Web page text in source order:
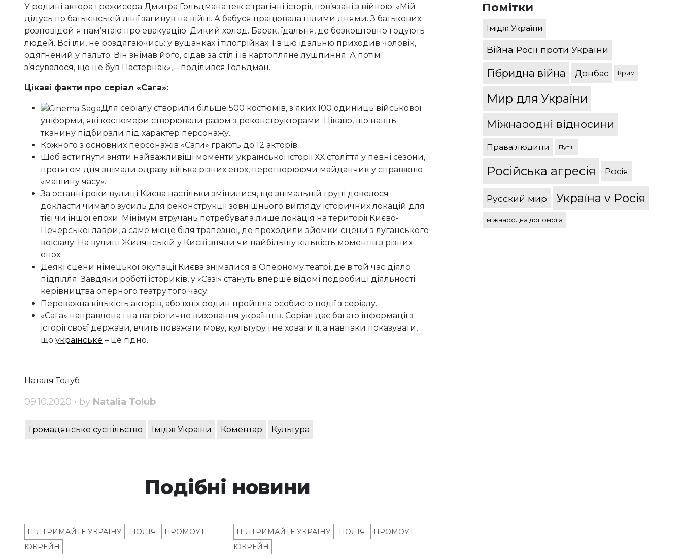
У родині актора і режисера Дмитра Гольдмана теж є трагічні історії, пов’язані з війною. «Мій
дідусь по батьківській лінії загинув на війні. А бабуся працювала цілими днями. З батькових
розповідей я пам’ятаю про евакуацію. Дикий холод. Барак, їдальня, де безкоштовно годують
людей. Всі їли, не роздягаючись: у вушанках і тілогрійках. І в цю їдальню приходив чоловік,
одягнений у пальто. Він знімав його, сідав за стіл і їв картопляне лушпиння. А потім
з’ясувалося, що це був Пастернак», – поділився Гольдман.
Цікаві факти про серіал «Сага»:
Для серіалу створили більше 500 костюмів, з яких 100 одиниць військової
уніформи, які костюмери створювали разом з реконструкторами. Цікаво, що навіть
тканину підбирали під характер персонажу.
Кожного з основних персонажів «Саги» грають до 12 акторів.
Щоб встигнути зняти найважливіші моменти української історії ХХ століття у певні сезони,
протягом дня знімали одразу кілька різних епох, перетворюючи майданчик у справжню
«машину часу».
За останні роки вулиці Києва настільки змінилися, що знімальній групі довелося
докласти чимало зусиль для реконструкції зовнішнього вигляду історичних локацій для
тієї чи іншої епохи. Мінімум втручань потребувала лише локація на території Києво-
Печерської лаври, а саме місце біля трапезної, де проходили зйомки сцени з луганського
вокзалу. На вулиці Жилянській у Києві зняли чи найбільшу кількість моментів з різних
епох.
Деякі сцени німецької окупації Києва знімалися в Оперному театрі, де в той час діяло
підпілля. Завдяки роботі істориків, у «Сазі» стануть вперше відомі подробиці діяльності
керівництва оперного театру того часу.
Переважна кількість акторів, або їхніх родин пройшла особисто події з серіалу.
«Сага» направлена і на патріотичне виховання українців. Серіал дає багато інформації з
історії своєї держави, вчить поважати мову, культуру і не ховати її, а навпаки показувати,
що українське – це гідно.
Наталя Толуб
09.10.2020 • by Natalia Tolub
Громадянське суспільство Імідж України Коментар Культура
Подібні новини
ПІДТРИМАЙТЕ УКРАЇНУ ПОДІЯ
ПРОМОУТ
ЮКРЕЙН
ПІДТРИМАЙТЕ УКРАЇНУ ПОДІЯ
ПРОМОУТ
ЮКРЕЙН
Помітки
Імідж України
Війна Росії проти України
Гібридна війна Донбас Крим
Мир для України
Міжнародні відносини
Права людини Путін
Російська агресія Росія
Русский мир Україна v Росія
міжнародна допомога